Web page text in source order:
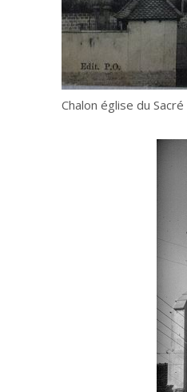
Chalon église du